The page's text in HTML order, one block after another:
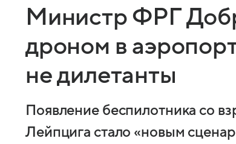
Министр ФРГ
дроном в
не дилетанты
Появление беспилотника со
Лейпцига стало «новым